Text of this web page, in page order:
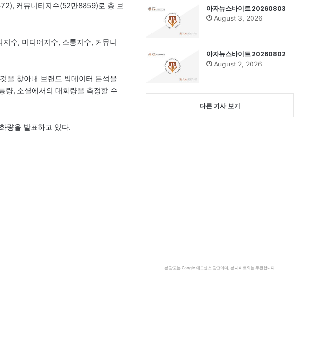
커뮤니티지수(52만8859)로 총 브
수, 미디어지수, 소통지수, 커뮤니
을 찾아내 브랜드 빅데이터 분석을
량, 소셜에서의 대화량을 측정할 수
량을 발표하고 있다.
아자뉴스바이트 20260803
August 3, 2026
아자뉴스바이트 20260802
August 2, 2026
다른 기사 보기
본 광고는 Google 애드센스 광고이며, 본 사이트와는 무관합니다.